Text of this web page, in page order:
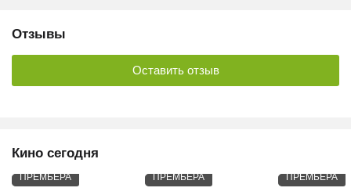
Отзывы
Оставить отзыв
Кино сегодня
ПРЕМЬЕРА ПРЕМЬЕРА ПРЕМЬЕРА